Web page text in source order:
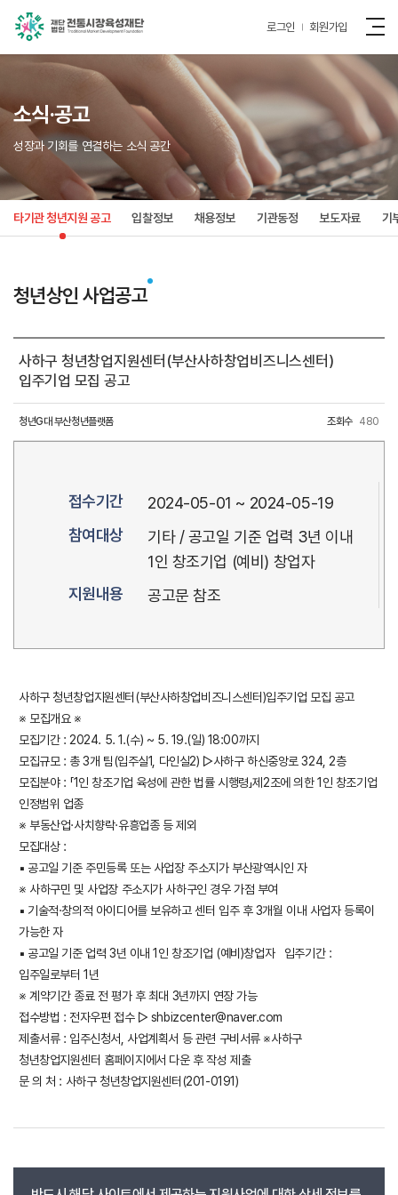
로그인 회원가입
소식·공고
성장과 기회를 연결하는 소식 공간
타기관 청년지원 공고 입찰정보 채용정보 기관동정 보도자료 기
청년상인 사업공고
사하구 청년창업지원센터(부산사하창업비즈니스센터)
입주기업 모집 공고
청년G대 부산청년플랫폼 조회수 480
접수기간
2024-05-01 ~ 2024-05-19
참여대상
기타 / 공고일 기준 업력 3년 이내
1인 창조기업 (예비) 창업자
지원내용
공고문 참조
사하구 청년창업지원센터(부산사하창업비즈니스센터)입주기업 모집 공고
※ 모집개요 ※
모집기간 : 2024. 5. 1.(수) ~ 5. 19.(일) 18:00까지
모집규모 : 총 3개 팀(입주실1, 다인실2) ▷사하구 하신중앙로 324, 2층
모집분야 : 「1인 창조기업 육성에 관한 법률 시행령」제2조에 의한 1인 창조기업
인정범위 업종
※ 부동산업·사치향락·유흥업종 등 제외
모집대상 :
▪ 공고일 기준 주민등록 또는 사업장 주소지가 부산광역시인 자
※ 사하구민 및 사업장 주소지가 사하구인 경우 가점 부여
▪ 기술적·창의적 아이디어를 보유하고 센터 입주 후 3개월 이내 사업자 등록이
가능한 자
▪ 공고일 기준 업력 3년 이내 1인 창조기업 (예비)창업자 입주기간 :
입주일로부터 1년
※ 계약기간 종료 전 평가 후 최대 3년까지 연장 가능
접수방법 : 전자우편 접수 ▷ shbizcenter@naver.com
제출서류 : 입주신청서, 사업계획서 등 관련 구비서류 ※사하구
청년창업지원센터 홈페이지에서 다운 후 작성 제출
문 의 처 : 사하구 청년창업지원센터(201-0191)